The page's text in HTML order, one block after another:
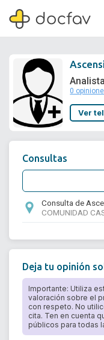
0
Ver
Consultas
Consulta de
COMUNIDAD
Deja tu opinión
Importante: Utiliza
valoración sobre el
con respeto. No
cita. Ten en cuenta
públicos para todas